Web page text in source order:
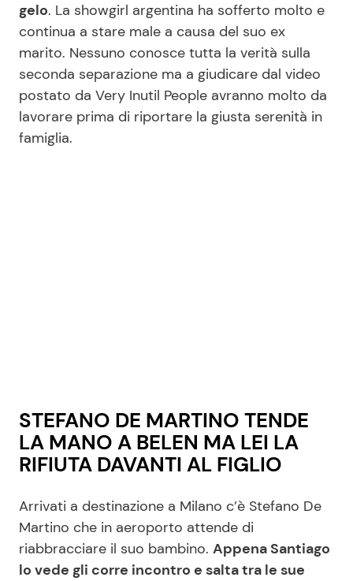
Festività Ricette per Bambini
Seguici
gelo. La showgirl argentina ha sofferto molto e
continua a stare male a causa del suo ex
marito. Nessuno conosce tutta la verità sulla
seconda separazione ma a giudicare dal video
postato da Very Inutil People avranno molto da
lavorare prima di riportare la giusta serenità in
famiglia.
STEFANO DE MARTINO TENDE
LA MANO A BELEN MA LEI LA
RIFIUTA DAVANTI AL FIGLIO
Arrivati a destinazione a Milano c’è Stefano De
Martino che in aeroporto attende di
riabbracciare il suo bambino. Appena Santiago
lo vede gli corre incontro e salta tra le sue